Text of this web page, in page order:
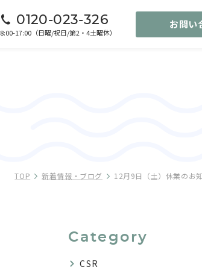
0120-023-326
8:00-17:00（日曜/祝日/第2・4土曜休）
お問い
TOP 新着情報・ブログ 12月9日（土）休業のお
Category
CSR